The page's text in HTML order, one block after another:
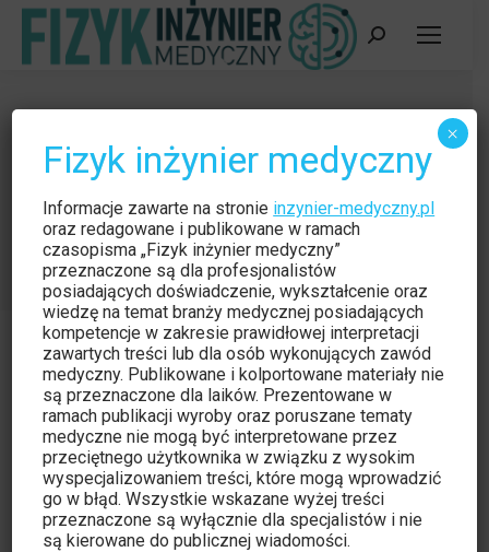
Szukaj:
Kurs stacjonarny: Kontrola jakości
systemów MRI w praktyce
klinicznej
Jesteś tutaj: Strona główna
Wydarzenie
Kurs stacjonarny: Kontrola jakości systemów…
Fizyk inżynier medyczny
Informacje zawarte na stronie inzynier-medyczny.pl
oraz redagowane i publikowane w ramach
czasopisma „Fizyk inżynier medyczny”
przeznaczone są dla profesjonalistów
posiadających doświadczenie, wykształcenie oraz
wiedzę na temat branży medycznej posiadających
kompetencje w zakresie prawidłowej interpretacji
zawartych treści lub dla osób wykonujących zawód
medyczny. Publikowane i kolportowane materiały nie
są przeznaczone dla laików. Prezentowane w
ramach publikacji wyroby oraz poruszane tematy
medyczne nie mogą być interpretowane przez
przeciętnego użytkownika w związku z wysokim
wyspecjalizowaniem treści, które mogą wprowadzić
go w błąd. Wszystkie wskazane wyżej treści
przeznaczone są wyłącznie dla specjalistów i nie
są kierowane do publicznej wiadomości.
×